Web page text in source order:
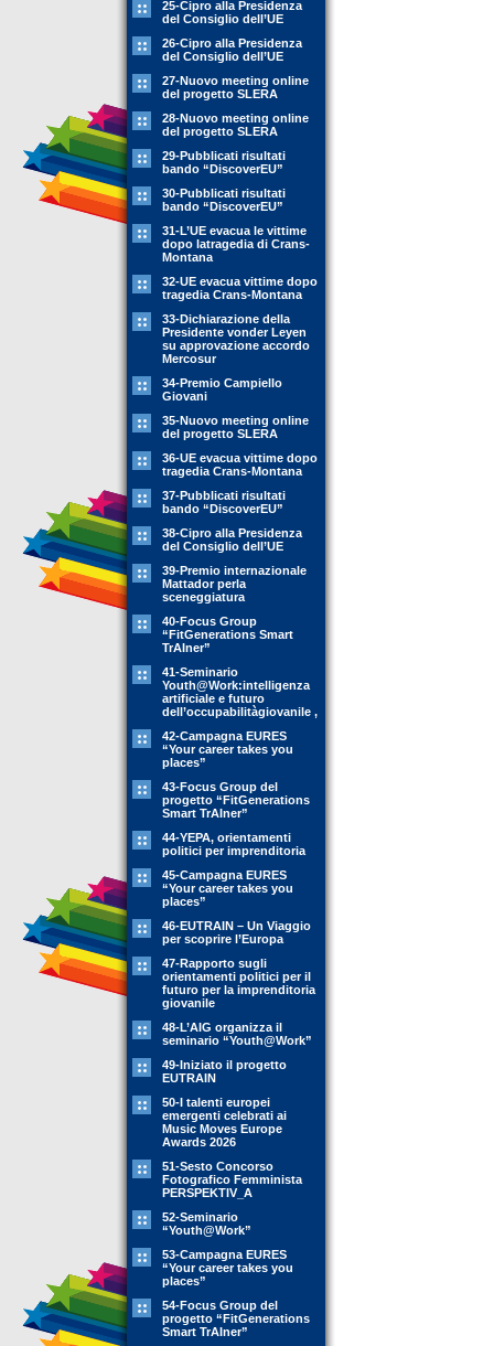
25-Cipro alla Presidenza
del Consiglio dell’UE
26-Cipro alla Presidenza
del Consiglio dell’UE
27-Nuovo meeting online
del progetto SLERA
28-Nuovo meeting online
del progetto SLERA
29-Pubblicati risultati
bando “DiscoverEU”
30-Pubblicati risultati
bando “DiscoverEU”
31-L’UE evacua le vittime
dopo latragedia di Crans-
Montana
32-UE evacua vittime dopo
tragedia Crans-Montana
33-Dichiarazione della
Presidente vonder Leyen
su approvazione accordo
Mercosur
34-Premio Campiello
Giovani
35-Nuovo meeting online
del progetto SLERA
36-UE evacua vittime dopo
tragedia Crans-Montana
37-Pubblicati risultati
bando “DiscoverEU”
38-Cipro alla Presidenza
del Consiglio dell’UE
39-Premio internazionale
Mattador perla
sceneggiatura
40-Focus Group
“FitGenerations Smart
TrAIner”
41-Seminario
Youth@Work:intelligenza
artificiale e futuro
dell’occupabilitàgiovanile ,
42-Campagna EURES
“Your career takes you
places”
43-Focus Group del
progetto “FitGenerations
Smart TrAIner”
44-YEPA, orientamenti
politici per imprenditoria
45-Campagna EURES
“Your career takes you
places”
46-EUTRAIN – Un Viaggio
per scoprire l’Europa
47-Rapporto sugli
orientamenti politici per il
futuro per la imprenditoria
giovanile
48-L’AIG organizza il
seminario “Youth@Work”
49-Iniziato il progetto
EUTRAIN
50-I talenti europei
emergenti celebrati ai
Music Moves Europe
Awards 2026
51-Sesto Concorso
Fotografico Femminista
PERSPEKTIV_A
52-Seminario
“Youth@Work”
53-Campagna EURES
“Your career takes you
places”
54-Focus Group del
progetto “FitGenerations
Smart TrAIner”